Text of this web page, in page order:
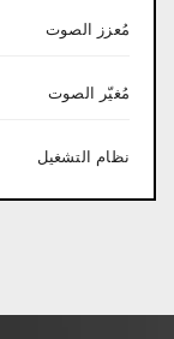
مُعزز الصوت
مُغيّر الصوت
نظام التشغيل